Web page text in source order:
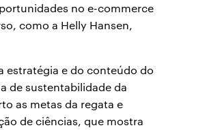
no e-commerce
como a Helly Hansen,
estratégia e do conteúdo do
de sustentabilidade da
as metas da regata e
de ciências, que mostra